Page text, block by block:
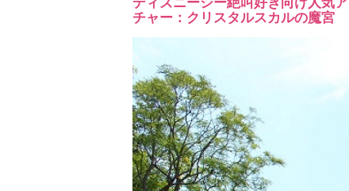
チャー：クリスタルスカルの魔宮